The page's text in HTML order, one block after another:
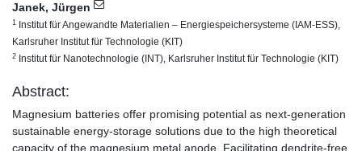
Janek, Jürgen
1 Institut für Angewandte Materialien – Energiespeichersysteme (IAM-ESS),
Karlsruher Institut für Technologie (KIT)
2 Institut für Nanotechnologie (INT), Karlsruher Institut für Technologie (KIT)
Abstract:
Magnesium batteries offer promising potential as next-generation
sustainable energy-storage solutions due to the high theoretical
capacity of the magnesium metal anode. Facilitating dendrite-free